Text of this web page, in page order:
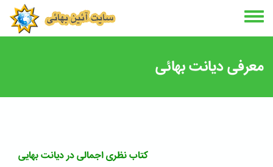
Skip
main
معرفی دیانت بهائی
کتاب نظری اجمالی در دیانت بهایی